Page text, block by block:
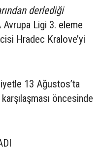
derlediği
Ligi 3. eleme
Hradec Kralove’yi
13 Ağustos’ta
öncesinde